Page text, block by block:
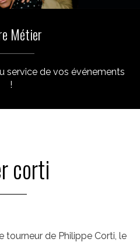
Métier
service de vos événements
!
corti
tourneur de Philippe Corti, le